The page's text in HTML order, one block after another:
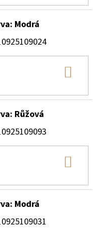
Modrá
Růžová
Modrá